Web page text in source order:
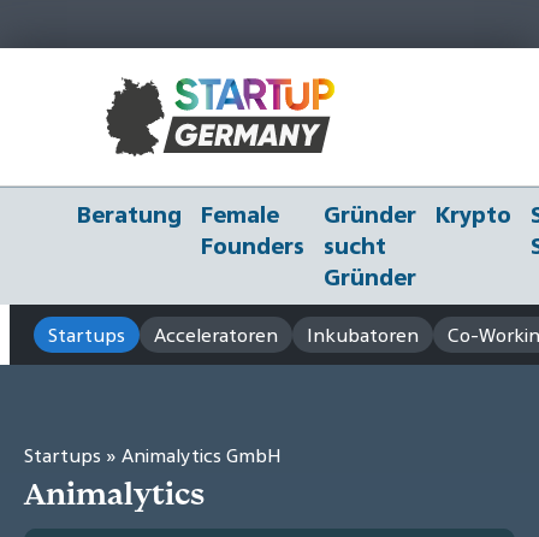
Beratung
Female
Founders
Gründer
sucht
Gründer
Krypto
Startups Acceleratoren Inkubatoren Co-
Startups » Animalytics GmbH
Animalytics